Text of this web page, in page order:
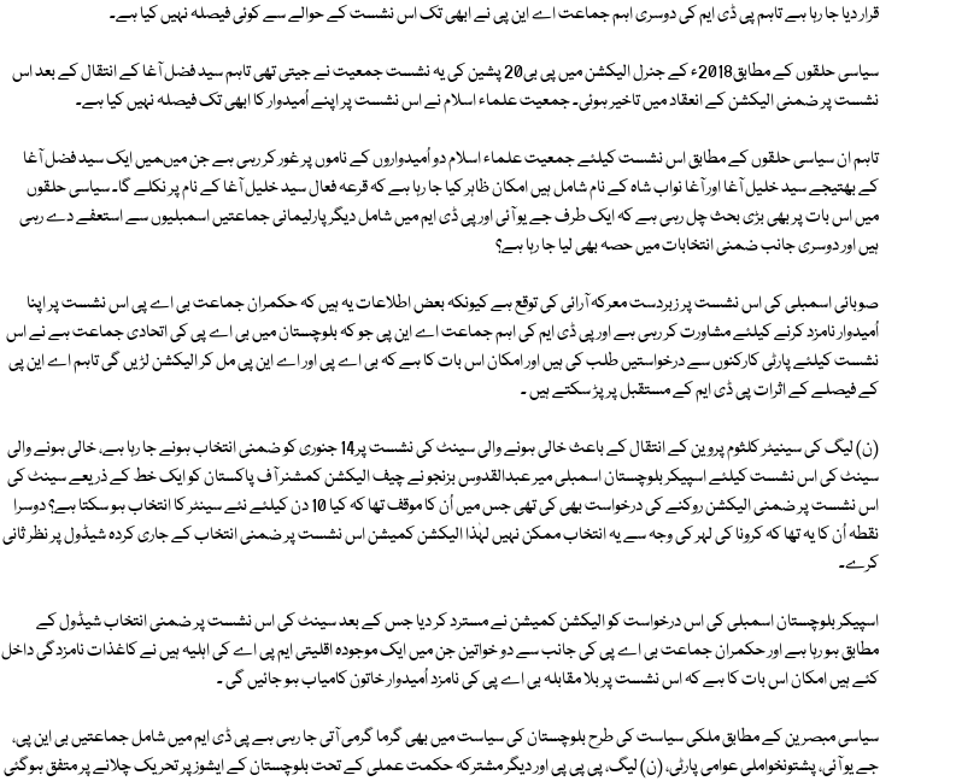
قرار دیا جا رہا ہے تاہم پی ڈی ایم کی دوسری اہم جماعت اے این پی نے ابھی تک اس نشست کے حوالے سے کوئی فیصلہ نہیں کیا ہے۔
سیاسی حلقوں کے مطابق2018ء کے جنرل الیکشن میں پی بی20 پشین کی یہ نشست جمعیت نے جیتی تھی تاہم سید فضل آغا کے انتقال کے بعد اس
نشست پر ضمنی الیکشن کے انعقاد میں تاخیر ہوئی۔ جمعیت علماء اسلام نے اس نشست پر اپنے اُمیدوار کا ابھی تک فیصلہ نہیں کیا ہے۔
تاہم ان سیاسی حلقوں کے مطابق اس نشست کیلئے جمعیت علماء اسلام دو اُمیدواروں کے ناموں پر غور کر رہی ہے جن میںمیں ایک سید فضل آغا
کے بھتیجے سید خلیل آغا اور آغا نواب شاہ کے نام شامل ہیں امکان ظاہر کیا جا رہا ہے کہ قرعہ فعال سید خلیل آغا کے نام پر نکلے گا۔ سیاسی حلقوں
میں اس بات پر بھی بڑی بحث چل رہی ہے کہ ایک طرف جے یو آئی اور پی ڈی ایم میں شامل دیگر پارلیمانی جماعتیں اسمبلیوں سے استعفے دے رہی
ہیں اور دوسری جانب ضمنی انتخابات میں حصہ بھی لیا جا رہا ہے؟
صوبائی اسمبلی کی اس نشست پر زبردست معرکہ آرائی کی توقع ہے کیونکہ بعض اطلاعات یہ ہیں کہ حکمران جماعت بی اے پی اس نشست پر اپنا
اُمیدوار نامزد کرنے کیلئے مشاورت کر رہی ہے اور پی ڈی ایم کی اہم جماعت اے این پی جو کہ بلوچستان میں بی اے پی کی اتحادی جماعت ہے نے اس
نشست کیلئے پارٹی کارکنوں سے درخواستیں طلب کی ہیں اور امکان اس بات کا ہے کہ بی اے پی اور اے این پی مل کر الیکشن لڑیں گی تاہم اے این پی
کے فیصلے کے اثرات پی ڈی ایم کے مستقبل پر پڑ سکتے ہیں ۔
(ن) لیگ کی سینیٹر کلثوم پروین کے انتقال کے باعث خالی ہونے والی سینٹ کی نشست پر14 جنوری کو ضمنی انتخاب ہونے جا رہا ہے، خالی ہونے والی
سینٹ کی اس نشست کیلئے اسپیکر بلوچستان اسمبلی میر عبدالقدوس بزنجو نے چیف الیکشن کمشنر آف پاکستان کو ایک خط کے ذریعے سینٹ کی
اس نشست پر ضمنی الیکشن روکنے کی درخواست بھی کی تھی جس میں اُن کا موقف تھا کہ کیا 10 دن کیلئے نئے سینٹر کا انتخاب ہو سکتا ہے؟ دوسرا
نقطہ اُن کا یہ تھا کہ کرونا کی لہر کی وجہ سے یہ انتخاب ممکن نہیں لہٰذا الیکشن کمیشن اس نشست پر ضمنی انتخاب کے جاری کردہ شیڈول پر نظر ثانی
کرے۔
اسپیکر بلوچستان اسمبلی کی اس درخواست کو الیکشن کمیشن نے مسترد کر دیا جس کے بعد سینٹ کی اس نشست پر ضمنی انتخاب شیڈول کے
مطابق ہو رہا ہے اور حکمران جماعت بی اے پی کی جانب سے دو خواتین جن میں ایک موجودہ اقلیتی ایم پی اے کی اہلیہ ہیں نے کاغذات نامزدگی داخل
کئے ہیں امکان اس بات کا ہے کہ اس نشست پر بلا مقابلہ بی اے پی کی نامزد اُمیدوار خاتون کامیاب ہو جائیں گی ۔
سیاسی مبصرین کے مطابق ملکی سیاست کی طرح بلوچستان کی سیاست میں بھی گرما گرمی آتی جا رہی ہے پی ڈی ایم میں شامل جماعتیں بی این پی،
جے یو آئی، پشتونخواملی عوامی پارٹی، (ن) لیگ، پی پی پی اور دیگر مشترکہ حکمت عملی کے تحت بلوچستان کے ایشوز پر تحریک چلانے پر متفق ہوگئی